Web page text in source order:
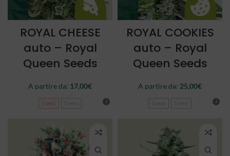
ROYAL CHEESE
auto – Royal
Queen Seeds
A partire da: 17,00€
3 semi
ROYAL COOKIES
auto – Royal
Queen Seeds
A partire da: 25,00€